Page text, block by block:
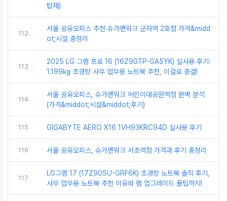
탑재)
112
서울 공유오피스 추천 슈가맨워크 군자역 2호점 가격&midd
ot;시설 총정리
113
2025 LG 그램 프로 16 (16Z90TP-GA5YK) 실사용 후기:
1.199kg 초경량 사무 업무용 노트북 추천, 이걸로 종결!
114
서울 공유오피스, 슈가맨워크 어린이대공원역점 완벽 분석
(가격&middot;시설&middot;후기)
115 GIGABYTE AERO X16 1VH93KRC94D 실사용 후기
116 서울 공유오피스, 슈가맨워크 서초역점 가격과 후기 총정리
117
LG그램 17 (17Z90SU-GRF6K) 초경량 노트북 솔직 후기,
사무 업무용 노트북 추천 이유와 램 업그레이드 꿀팁까지!